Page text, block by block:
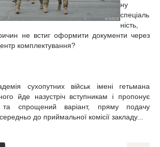
ну
спеціаль
ність,
не встиг оформити документи через
комплектування?
сухопутних військ імені гетьмана
йде назустріч вступникам і пропонує
та спрощений варіант, пряму подачу
до приймальної комісії закладу...